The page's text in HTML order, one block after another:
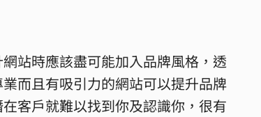
站時應該盡可能加入品牌風格，透
而且有吸引力的網站可以提升品牌
客戶就難以找到你及認識你，很有